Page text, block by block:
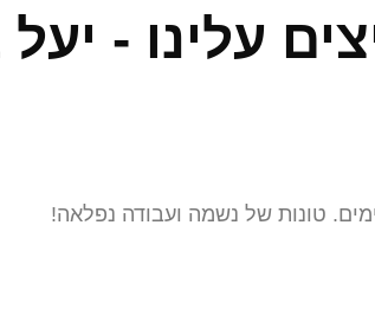
עלינו -
טונות של נשמה ועבודה נפלאה!